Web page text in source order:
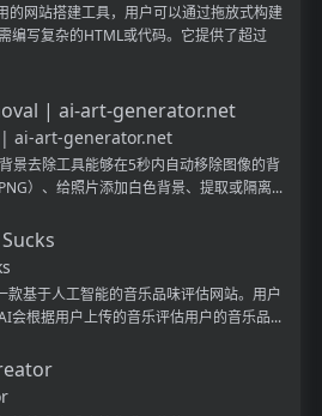
的网站搭建工具，用户可以通过拖放式构建
编写复杂的HTML或代码。它提供了超过
ai-art-generator.net
景去除工具能够在5秒内自动移除图像的背
）、给照片添加白色背景、提取或隔离...
款基于人工智能的音乐品味评估网站。用户
会根据用户上传的音乐评估用户的音乐品...